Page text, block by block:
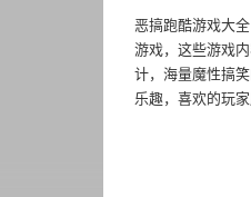
恶搞跑酷游戏大
游戏，这些游戏
计，海量魔性搞
乐趣，喜欢的玩